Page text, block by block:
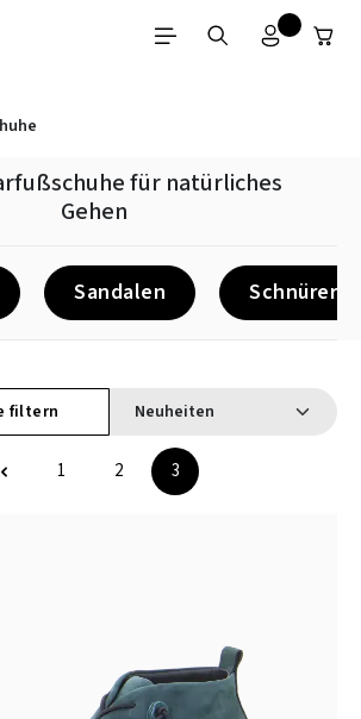
für natürliches
Gehen
Sandalen Schnürer
Seite
1 Seite
2 Seite
3
filtern